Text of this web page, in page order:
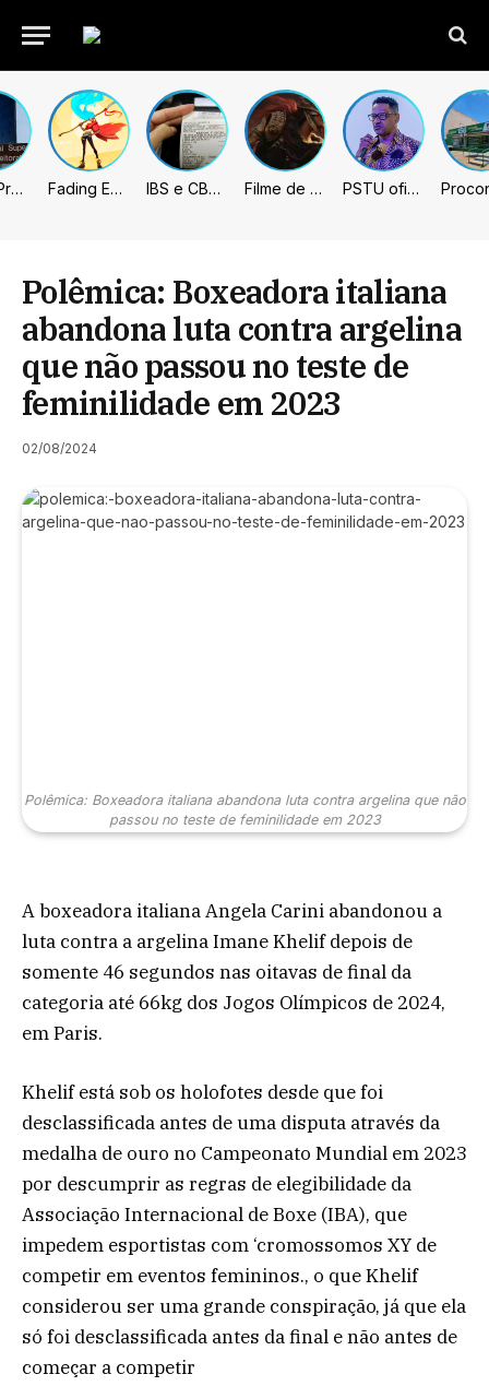
União Progressista e PL terão mais tempo de propaganda eleitoral Fading Echo – Review IBS e CBS necessitarão constar nas notas fiscais com início desta 2ª. Entenda Filme de Elden Ring tem gravações concluídas, mas ainda fica longe do lançamento PSTU oficializa Hertz Dias como candidato à Presidência da República
Polêmica: Boxeadora italiana
abandona luta contra argelina
que não passou no teste de
feminilidade em 2023
02/08/2024
Polêmica: Boxeadora italiana abandona luta contra argelina que não
passou no teste de feminilidade em 2023
A boxeadora italiana Angela Carini abandonou a
luta contra a argelina Imane Khelif depois de
somente 46 segundos nas oitavas de final da
categoria até 66kg dos Jogos Olímpicos de 2024,
em Paris.
Khelif está sob os holofotes desde que foi
desclassificada antes de uma disputa através da
medalha de ouro no Campeonato Mundial em 2023
por descumprir as regras de elegibilidade da
Associação Internacional de Boxe (IBA), que
impedem esportistas com ‘cromossomos XY de
competir em eventos femininos., o que Khelif
considerou ser uma grande conspiração, já que ela
só foi desclassificada antes da final e não antes de
começar a competir